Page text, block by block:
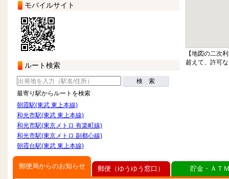
モバイルサイト
ルート検索
検 索
最寄り駅からルートを検索
朝霞駅(東武 東上本線)
和光市駅(東武 東上本線)
和光市駅(東京メトロ 有楽町線)
和光市駅(東京メトロ 副都心線)
朝霞台駅(東武 東上本線)
【地図の二次
超えて、許可
郵便局からのお知らせ 郵便（ゆうゆう窓口） 貯金・ＡＴ